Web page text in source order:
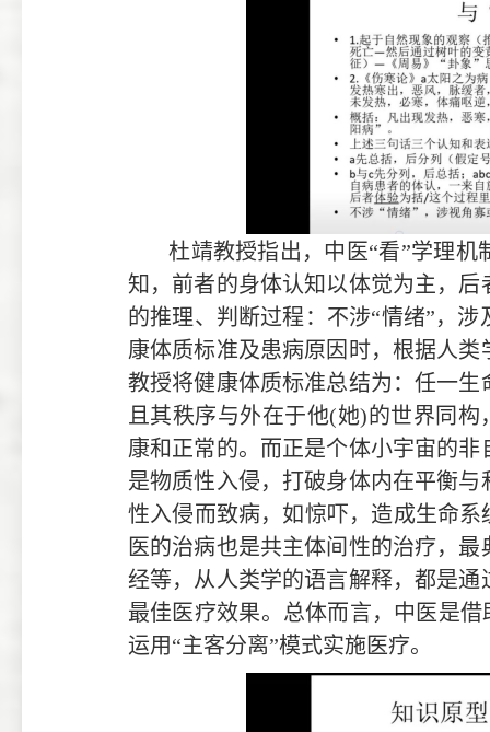
杜靖教授指出，中医“看”学理机
知，前者的身体认知以体觉为主，
的推理、判断过程：不涉“情绪”，
康体质标准及患病原因时，根据人
教授将健康体质标准总结为：任一
且其秩序与外在于他(她)的世界同构
康和正常的。而正是个体小宇宙的
是物质性入侵，打破身体内在平衡
性入侵而致病，如惊吓，造成生命
医的治病也是共主体间性的治疗，
经等，从人类学的语言解释，都是
最佳医疗效果。总体而言，中医是借
运用“主客分离”模式实施医疗。